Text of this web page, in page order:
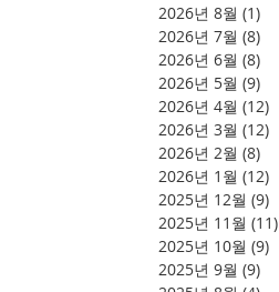
2026년 8월 (1)
2026년 7월 (8)
2026년 6월 (8)
2026년 5월 (9)
2026년 4월 (12)
2026년 3월 (12)
2026년 2월 (8)
2026년 1월 (12)
2025년 12월 (9)
2025년 11월 (11)
2025년 10월 (9)
2025년 9월 (9)